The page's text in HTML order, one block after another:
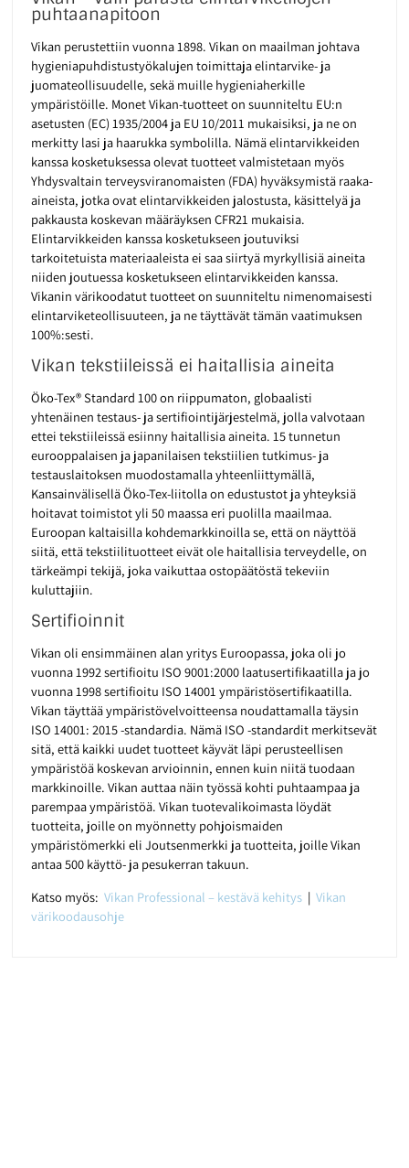
puhtaanapitoon
Vikan perustettiin vuonna 1898. Vikan on maailman johtava
hygieniapuhdistustyökalujen toimittaja elintarvike- ja
juomateollisuudelle, sekä muille hygieniaherkille
ympäristöille. Monet Vikan-tuotteet on suunniteltu EU:n
asetusten (EC) 1935/2004 ja EU 10/2011 mukaisiksi, ja ne on
merkitty lasi ja haarukka symbolilla. Nämä elintarvikkeiden
kanssa kosketuksessa olevat tuotteet valmistetaan myös
Yhdysvaltain terveysviranomaisten (FDA) hyväksymistä raaka-
aineista, jotka ovat elintarvikkeiden jalostusta, käsittelyä ja
pakkausta koskevan määräyksen CFR21 mukaisia.
Elintarvikkeiden kanssa kosketukseen joutuviksi
tarkoitetuista materiaaleista ei saa siirtyä myrkyllisiä aineita
niiden joutuessa kosketukseen elintarvikkeiden kanssa.
Vikanin värikoodatut tuotteet on suunniteltu nimenomaisesti
elintarviketeollisuuteen, ja ne täyttävät tämän vaatimuksen
100%:sesti.
Vikan tekstiileissä ei haitallisia aineita
Öko-Tex® Standard 100 on riippumaton, globaalisti
yhtenäinen testaus- ja sertifiointijärjestelmä, jolla valvotaan
ettei tekstiileissä esiinny haitallisia aineita. 15 tunnetun
eurooppalaisen ja japanilaisen tekstiilien tutkimus- ja
testauslaitoksen muodostamalla yhteenliittymällä,
Kansainvälisellä Öko-Tex-liitolla on edustustot ja yhteyksiä
hoitavat toimistot yli 50 maassa eri puolilla maailmaa.
Euroopan kaltaisilla kohdemarkkinoilla se, että on näyttöä
siitä, että tekstiilituotteet eivät ole haitallisia terveydelle, on
tärkeämpi tekijä, joka vaikuttaa ostopäätöstä tekeviin
kuluttajiin.
Sertifioinnit
Vikan oli ensimmäinen alan yritys Euroopassa, joka oli jo
vuonna 1992 sertifioitu ISO 9001:2000 laatusertifikaatilla ja jo
vuonna 1998 sertifioitu ISO 14001 ympäristösertifikaatilla.
Vikan täyttää ympäristövelvoitteensa noudattamalla täysin
ISO 14001: 2015 -standardia. Nämä ISO -standardit merkitsevät
sitä, että kaikki uudet tuotteet käyvät läpi perusteellisen
ympäristöä koskevan arvioinnin, ennen kuin niitä tuodaan
markkinoille. Vikan auttaa näin työssä kohti puhtaampaa ja
parempaa ympäristöä. Vikan tuotevalikoimasta löydät
tuotteita, joille on myönnetty pohjoismaiden
ympäristömerkki eli Joutsenmerkki ja tuotteita, joille Vikan
antaa 500 käyttö- ja pesukerran takuun.
Katso myös:Vikan Professional – kestävä kehitys | Vikan
värikoodausohje